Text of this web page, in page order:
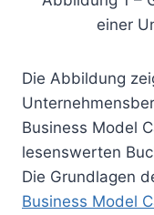
einer
Die Abbildung
Business Model
lesenswerten
Die Grundlagen
Business Model